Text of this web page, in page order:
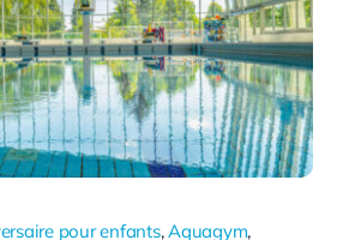
pour enfants,Aquagym,